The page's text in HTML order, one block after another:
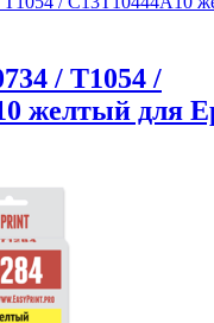
/ T1054 /
желтый для